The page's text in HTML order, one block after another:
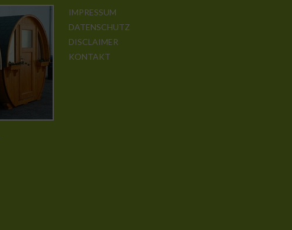
IMPRESSUM
DATENSCHUTZ
DISCLAIMER
KONTAKT